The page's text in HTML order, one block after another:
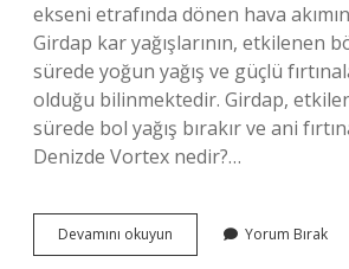
ekseni etrafında dönen hava
Girdap kar yağışlarının, etkilenen
sürede yoğun yağış ve güçlü
olduğu bilinmektedir. Girdap,
sürede bol yağış bırakır ve ani
Denizde Vortex nedir?…
Devamını okuyun
Vortexi
Yorum Bırak